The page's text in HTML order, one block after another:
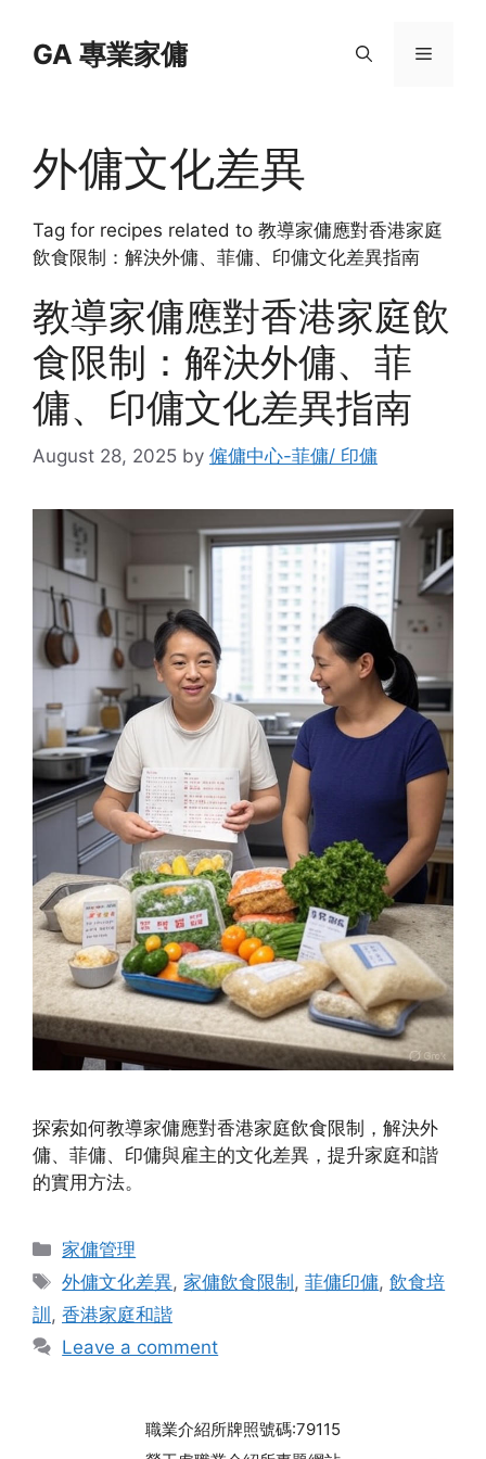
contentGA 專業家傭 Menu
外傭文化差異
Tag for recipes related to 教導家傭應對香港家庭
飲食限制：解決外傭、菲傭、印傭文化差異指南
教導家傭應對香港家庭飲
食限制：解決外傭、菲
傭、印傭文化差異指南
August 28, 2025 by 僱傭中心-菲傭/ 印傭
探索如何教導家傭應對香港家庭飲食限制，解決外
傭、菲傭、印傭與雇主的文化差異，提升家庭和諧
的實用方法。
Categories
家傭管理
Tags
外傭文化差異, 家傭飲食限制,菲傭印傭,飲食培
訓 , 香港家庭和諧
Leave a comment
職業介紹所牌照號碼:79115